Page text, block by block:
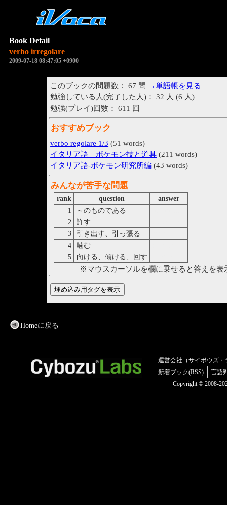
Book Detail
verbo irregolare
2009-07-18 08:47:05 +0900
このブックの問題数： 67 問 →単語帳を見る
勉強している人(完了した人)： 32 人 (6 人)
勉強(プレイ)回数： 611 回
おすすめブック
verbo regolare 1/3 (51 words)
イタリア語 ポケモン技と道具 (211 words)
イタリア語-ポケモン研究所編 (43 words)
みんなが苦手な問題
rank question
answer
1
～のものである
2
許す
3
引き出す、引っ張る
4
噛む
5
向ける、傾ける、回す
※マウスカーソルを欄に乗せると答えを表
Homeに戻る
運営会社（サイボウズ・
新着ブック(RSS)
言語
Copyright © 2008-